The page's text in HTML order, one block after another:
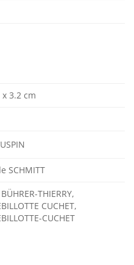
x 3.2 cm
SCHMITT
THIERRY,
CUCHET,
CUCHET